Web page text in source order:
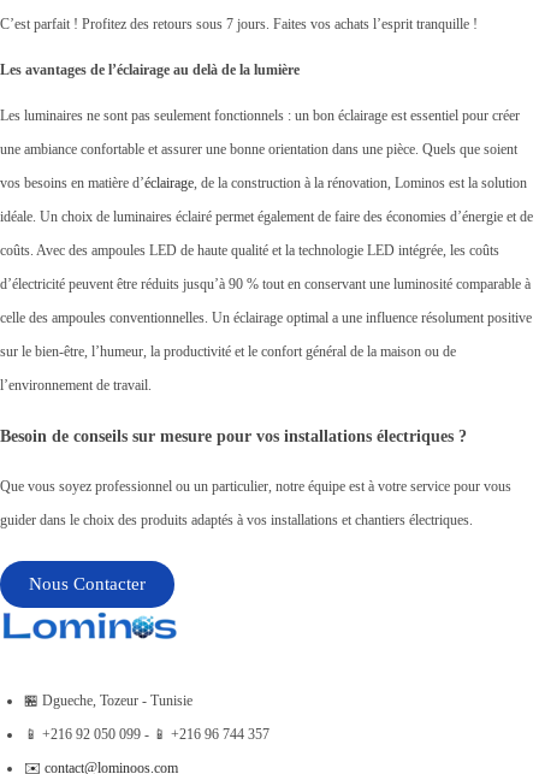
C’est parfait ! Profitez des retours sous 7 jours. Faites vos achats l’esprit tranquille !
Les avantages de l’éclairage au delà de la lumière
Les luminaires ne sont pas seulement fonctionnels : un bon éclairage est essentiel pour créer
une ambiance confortable et assurer une bonne orientation dans une pièce. Quels que soient
vos besoins en matière d’éclairage , de la construction à la rénovation, Lominos est la solution
idéale. Un choix de luminaires éclairé permet également de faire des économies d’énergie et de
coûts. Avec des ampoules LED de haute qualité et la technologie LED intégrée, les coûts
d’électricité peuvent être réduits jusqu’à 90 % tout en conservant une luminosité comparable à
celle des ampoules conventionnelles. Un éclairage optimal a une influence résolument positive
sur le bien-être, l’humeur, la productivité et le confort général de la maison ou de
l’environnement de travail.
Besoin de conseils sur mesure pour vos installations électriques ?
Que vous soyez professionnel ou un particulier, notre équipe est à votre service pour vous
guider dans le choix des produits adaptés à vos installations et chantiers électriques.
Nous Contacter
🏪 Dgueche, Tozeur - Tunisie
📱 +216 92 050 099 - 📱 +216 96 744 357
✉️ contact@lominoos.com